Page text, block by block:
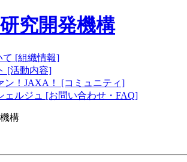
究開発機構
て [組織情報]
[活動内容]
ン！JAXA！ [コミュニティ]
ェルジュ [お問い合わせ・FAQ]
構